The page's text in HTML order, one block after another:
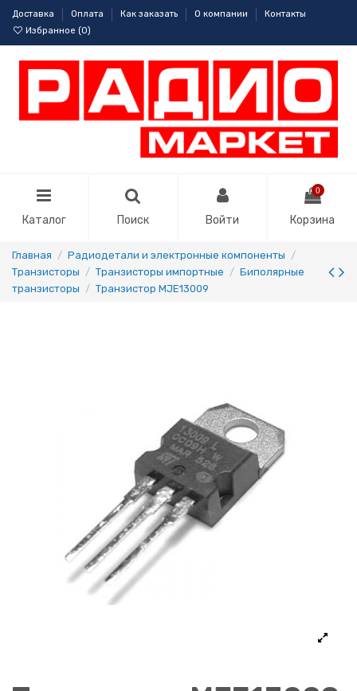
Доставка Оплата Как заказать О компании
Контакты
Избранное (0)
Каталог Поиск Войти
0
Корзина
Главная
Радиодетали и электронные компоненты
Транзисторы
Транзисторы импортные
Биполярные
транзисторы
Транзистор MJE13009